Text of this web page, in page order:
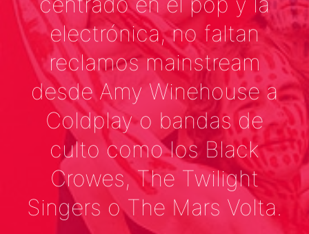
electrónica, no faltan
reclamos mainstream
desde Amy Winehouse a
Coldplay o bandas de
culto como los Black
Crowes, The Twilight
Singers o The Mars Volta.